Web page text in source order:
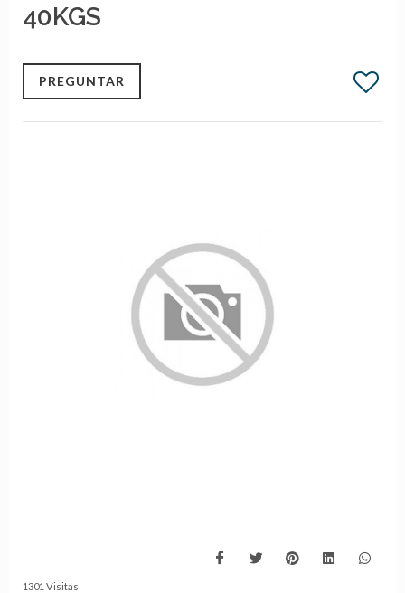
40KGS
PREGUNTAR
1301 Visitas